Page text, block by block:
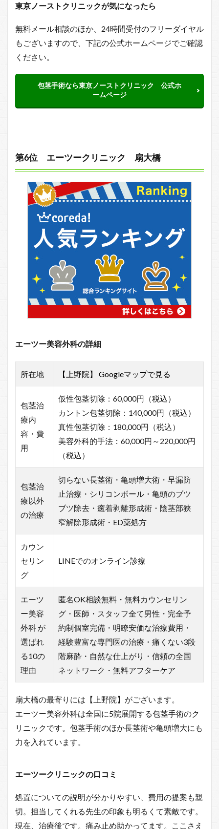
東京ノーストクリニックが気になったら
無料メール相談のほか、24時間受付のフリーダイヤル
もございますので、下記の公式ホームページでご確認
ください。
包茎手術なら東京ノーストクリニック 公式ホ
ームページ
第6位 エーツークリニック 扇大橋
エーツー美容外科の詳細
所在地 【上野院】 Googleマップで見る
包茎治
療内
容・費
用
仮性包茎切除：60,000円（税込）
カントン包茎切除：140,000円（税込）
真性包茎切除：180,000円（税込）
美容外科的手法：60,000円～220,000円
（税込）
包茎治
療以外
の治療
切らない長茎術・亀頭増大術・早漏防
止治療・シリコンボール・亀頭のブツ
ブツ除去・癒着剥離形成術・陰茎部狭
窄解除形成術・ED薬処方
カウン
セリン
グ
LINEでのオンライン診療
エーツ
ー美容
外科 が
選ばれ
る10の
理由
匿名OK相談無料・無料カウンセリン
グ・医師・スタッフ全て男性・完全予
約制個室完備・明瞭安価な治療費用・
経験豊富な専門医の治療・痛くない3段
階麻酔・自然な仕上がり・信頼の全国
ネットワーク・無料アフターケア
扇大橋の最寄りには【上野院】がございます。
エーツー美容外科は全国に5院展開する包茎手術のク
リニックです。包茎手術のほか長茎術や亀頭増大にも
力を入れています。
エーツークリニックの口コミ
処置についての説明が分かりやすい、費用の提案も親
切。担当してくれる先生の印象も明るくて素敵です。
現在、治療後です。痛み止め助かってます。ここさえ